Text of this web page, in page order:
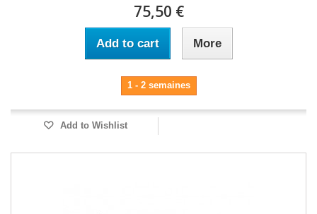
75,50 €
Add to cart More
1 - 2 semaines
Add to Wishlist